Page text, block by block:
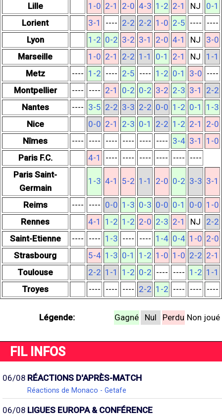
Lille
1-0 2-1 2-0 4-3 1-2 2-1 NJ
0-1
Lorient
3-1 ---- 2-2 2-2 1-0 2-5 ---- ----
Lyon
1-2 0-2 3-2 3-1 2-0 4-1 NJ
3-0
Marseille
1-0 2-1 2-2 1-1 0-1 2-1 NJ
1-1
Metz
---- 1-2 ---- 2-5 ---- 1-2 0-1 3-0 ----
Montpellier
---- ---- 2-1 0-2 0-2 3-2 2-3 3-1
2-2
Nantes
---- 3-5 2-2 3-3 2-2 0-0 1-2 0-1
1-3
Nice
0-0 2-1 2-3 0-1 2-2 1-2 2-1
2-0
Nîmes
---- ---- ---- ---- ---- ---- 3-4 3-1
1-0
Paris F.C.
4-1 ---- ---- ---- ---- ---- ----
Paris Saint-
Germain
1-3 4-1 5-2 1-1 2-0 0-2 3-3 3-1
Reims ---- ---- 0-0 1-3 0-3 0-0 0-1 0-0 1-0
Rennes
4-1 1-2 1-2 2-0 2-3 2-1 NJ
2-2
Saint-Etienne
---- ---- 1-3 ---- ---- 1-4 0-4 1-0 2-0
Strasbourg
5-4 1-3 0-1 1-2 1-0 1-0 2-2 2-1
Toulouse
2-2 1-1 1-2 0-2 ---- ---- 1-2 1-1
Troyes
---- ---- ---- 2-2 1-2 ---- ---- ----
Légende: Gagné Nul Perdu Non joué
FIL INFOS
06/08 RÉACTIONS D'APRÈS-MATCH
Réactions de Monaco - Getafe
06/08 LIGUES EUROPA & CONFÉRENCE